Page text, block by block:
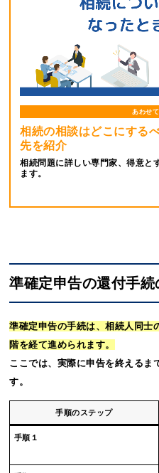
あわせ
相続の相談はどこにする
先を紹介
相続問題に詳しい専門家、得意と
ます。
準確定申告の還付手続
準確定申告の手続は、相続人同士
階を経て進められます。
ここでは、実際に申告を終えるま
す。
手順のステップ
手順１